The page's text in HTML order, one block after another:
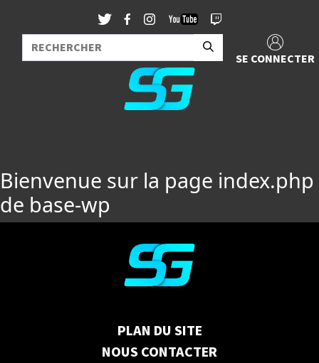
SE CONNECTER
Bienvenue sur la page index.php
de base-wp
PLAN DU SITE
NOUS CONTACTER